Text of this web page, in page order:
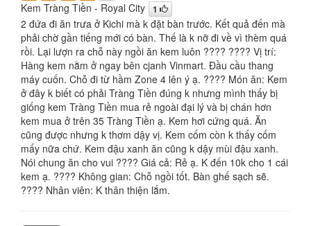
Kem Tràng Tiền - Royal City 1
2 đứa đi ăn trưa ở Kichi mà k đặt bàn trước. Kết quả đến mà
phải chờ gần tiếng mới có bàn. Thế là k nỡ đi về vì thèm quá
rồi. Lại lượn ra chỗ này ngồi ăn kem luôn ???? ???? Vị trí:
Hàng kem nằm ở ngay bên cjanh Vinmart. Đầu cầu thang
máy cuốn. Chỗ đi từ hầm Zone 4 lên ý ạ. ???? Món ăn: Kem
ở đây k biết có phải Tràng Tiền đúng k nhưng mình thấy bị
giống kem Tràng Tiền mua rẻ ngoài đại lý và bị chán hơn
kem mua ở trên 35 Tràng Tiền ạ. Kem hơi cứng quá. Ăn
cũng được nhưng k thơm dậy vị. Kem cốm còn k thấy cốm
mấy nữa chứ. Kem đậu xanh ăn cũng k dậy mùi đậu xanh.
Nói chung ăn cho vui ???? Giá cả: Rẻ ạ. K đến 10k cho 1 cái
kem ạ. ???? Không gian: Chỗ ngồi tốt. Bàn ghế sạch sẽ.
???? Nhân viên: K thân thiện lắm.